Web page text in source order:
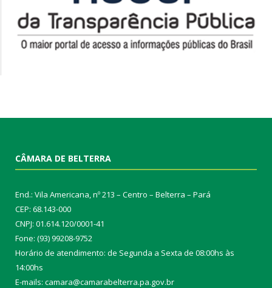
CÂMARA DE BELTERRA
End.: Vila Americana, nº 213 – Centro – Belterra – Pará
CEP: 68.143-000
CNPJ: 01.614.120/0001-41
Fone: (93) 99208-9752
Horário de atendimento: de Segunda a Sexta de 08:00hs às
14:00hs
E-mails: camara@camarabelterra.pa.gov.br